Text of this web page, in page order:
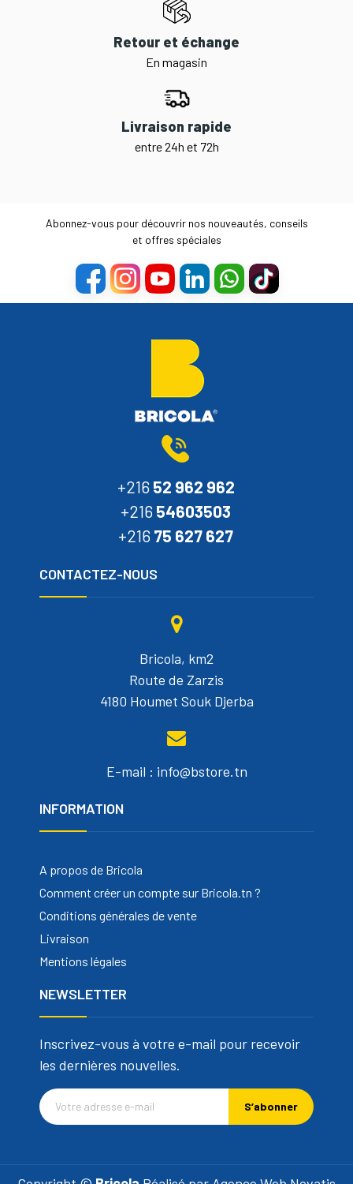
Retour et échange
En magasin
Livraison rapide
entre 24h et 72h
Abonnez-vous pour découvrir nos nouveautés, conseils
et offres spéciales
+216 52 962 962
+216 54603503
+216 75 627 627
CONTACTEZ-NOUS
Bricola, km2
Route de Zarzis
4180 Houmet Souk Djerba
E-mail : info@bstore.tn
INFORMATION
A propos de Bricola
Comment créer un compte sur Bricola.tn ?
Conditions générales de vente
Livraison
Mentions légales
NEWSLETTER
Inscrivez-vous à votre e-mail pour recevoir
les dernières nouvelles.
S’abonner